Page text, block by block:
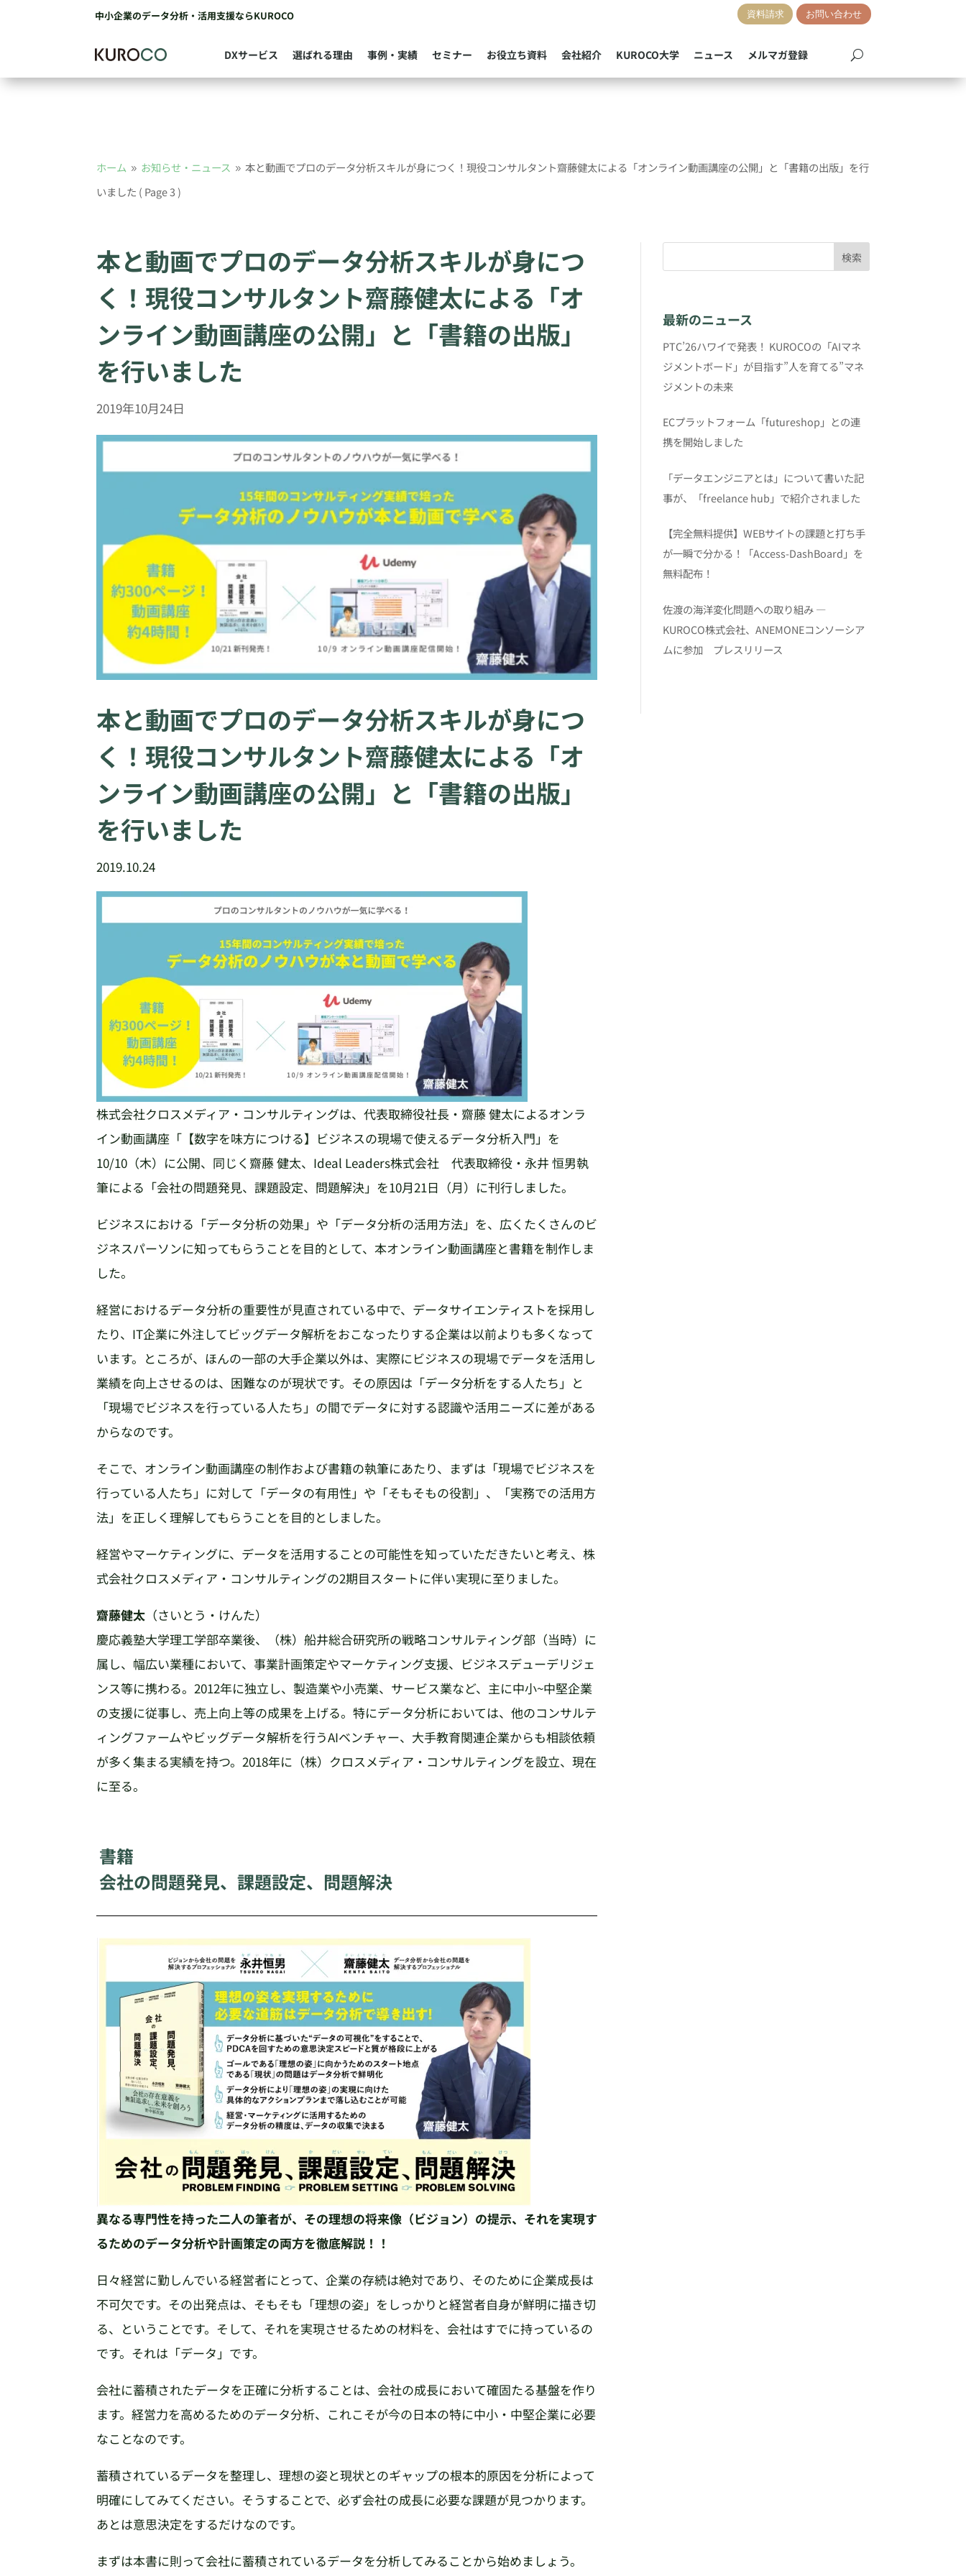
中小企業のデータ分析・活用支援ならKUROCO 資料請求 お問い合わせ
DXサービス 選ばれる理由 事例・実績 セミナー お役立ち資料 会社紹介 KUROCO大学 ニュース メルマガ登録
ホーム 9 お知らせ・ニュース 9 本と動画でプロのデータ分析スキルが身につく！現役コンサルタント齋藤健太による「オンライン動画講座の公開」と「書籍の出版」を行
いました ( Page 3 )
本と動画でプロのデータ分析スキルが身につ
く！現役コンサルタント齋藤健太による「オ
ンライン動画講座の公開」と「書籍の出版」
を行いました
2019年10月24日
本と動画でプロのデータ分析スキルが身につ
く！現役コンサルタント齋藤健太による「オ
ンライン動画講座の公開」と「書籍の出版」
を行いました
2019.10.24
株式会社クロスメディア・コンサルティングは、代表取締役社長・齋藤 健太によるオンラ
イン動画講座「【数字を味方につける】ビジネスの現場で使えるデータ分析入門」を
10/10（木）に公開、同じく齋藤 健太、Ideal Leaders株式会社 代表取締役・永井 恒男執
筆による「会社の問題発見、課題設定、問題解決」を10月21日（月）に刊行しました。
ビジネスにおける「データ分析の効果」や「データ分析の活用方法」を、広くたくさんのビ
ジネスパーソンに知ってもらうことを目的として、本オンライン動画講座と書籍を制作しま
した。
経営におけるデータ分析の重要性が見直されている中で、データサイエンティストを採用し
たり、IT企業に外注してビッグデータ解析をおこなったりする企業は以前よりも多くなって
います。ところが、ほんの一部の大手企業以外は、実際にビジネスの現場でデータを活用し
業績を向上させるのは、困難なのが現状です。その原因は「データ分析をする人たち」と
「現場でビジネスを行っている人たち」の間でデータに対する認識や活用ニーズに差がある
からなのです。
そこで、オンライン動画講座の制作および書籍の執筆にあたり、まずは「現場でビジネスを
行っている人たち」に対して「データの有用性」や「そもそもの役割」、「実務での活用方
法」を正しく理解してもらうことを目的としました。
経営やマーケティングに、データを活用することの可能性を知っていただきたいと考え、株
式会社クロスメディア・コンサルティングの2期目スタートに伴い実現に至りました。
齋藤健太 （さいとう・けんた）
慶応義塾大学理工学部卒業後、（株）船井総合研究所の戦略コンサルティング部（当時）に
属し、幅広い業種において、事業計画策定やマーケティング支援、ビジネスデューデリジェ
ンス等に携わる。2012年に独立し、製造業や小売業、サービス業など、主に中小~中堅企業
の支援に従事し、売上向上等の成果を上げる。特にデータ分析においては、他のコンサルテ
ィングファームやビッグデータ解析を行うAIベンチャー、大手教育関連企業からも相談依頼
が多く集まる実績を持つ。2018年に（株）クロスメディア・コンサルティングを設立、現在
に至る。
書籍
会社の問題発見、課題設定、問題解決
異なる専門性を持った二人の筆者が、その理想の将来像（ビジョン）の提示、それを実現す
るためのデータ分析や計画策定の両方を徹底解説！！
日々経営に勤しんでいる経営者にとって、企業の存続は絶対であり、そのために企業成長は
不可欠です。その出発点は、そもそも「理想の姿」をしっかりと経営者自身が鮮明に描き切
る、ということです。そして、それを実現させるための材料を、会社はすでに持っているの
です。それは「データ」です。
会社に蓄積されたデータを正確に分析することは、会社の成長において確固たる基盤を作り
ます。経営力を高めるためのデータ分析、これこそが今の日本の特に中小・中堅企業に必要
なことなのです。
蓄積されているデータを整理し、理想の姿と現状とのギャップの根本的原因を分析によって
明確にしてみてください。そうすることで、必ず会社の成長に必要な課題が見つかります。
あとは意思決定をするだけなのです。
まずは本書に則って会社に蓄積されているデータを分析してみることから始めましょう。
検索
最新のニュース
PTC’26ハワイで発表！ KUROCOの「AIマネ
ジメントボード」が目指す”人を育てる”マネ
ジメントの未来
ECプラットフォーム「futureshop」との連
携を開始しました
「データエンジニアとは」について書いた記
事が、「freelance hub」で紹介されました
【完全無料提供】WEBサイトの課題と打ち手
が一瞬で分かる！「Access-DashBoard」を
無料配布！
佐渡の海洋変化問題への取り組み ―
KUROCO株式会社、ANEMONEコンソーシア
ムに参加 プレスリリース